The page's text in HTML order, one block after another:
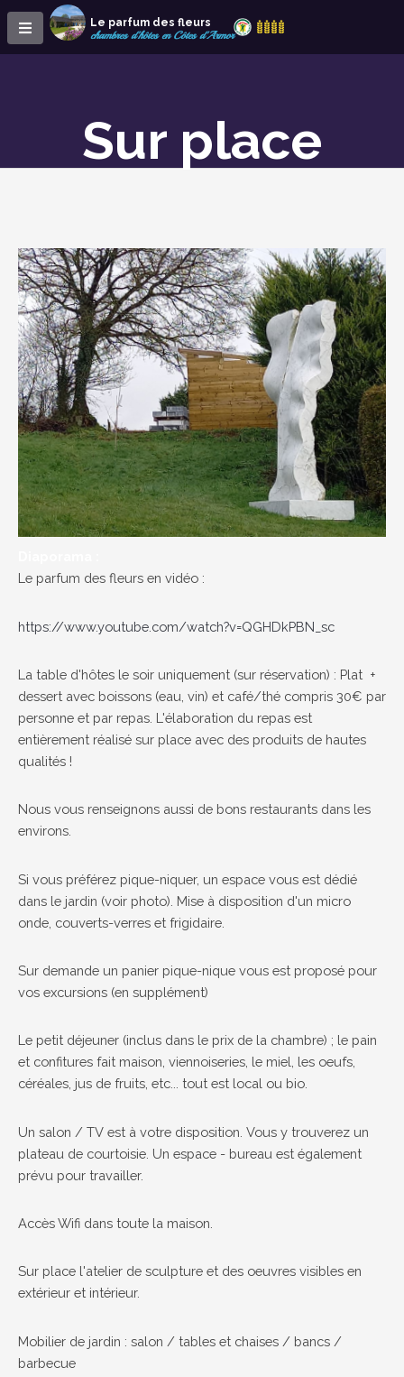
Le parfum des fleurs
chambres d'hôtes en Côtes d'Armor
Sur place
Le parfum des fleurs en vidéo :
https://www.youtube.com/watch?v=QGHDkPBN_sc
La table d'hôtes le soir uniquement (sur réservation) : Plat +
dessert avec boissons (eau, vin) et café/thé compris 30€ par
personne et par repas. L'élaboration du repas est
entièrement réalisé sur place avec des produits de hautes
qualités !
Nous vous renseignons aussi de bons restaurants dans les
environs.
Si vous préférez pique-niquer, un espace vous est dédié
dans le jardin (voir photo). Mise à disposition d'un micro
onde, couverts-verres et frigidaire.
Sur demande un panier pique-nique vous est proposé pour
vos excursions (en supplément)
Le petit déjeuner (inclus dans le prix de la chambre) ; le pain
et confitures fait maison, viennoiseries, le miel, les oeufs,
céréales, jus de fruits, etc... tout est local ou bio.
Un salon / TV est à votre disposition. Vous y trouverez un
plateau de courtoisie. Un espace - bureau est également
prévu pour travailler.
Accès Wifi dans toute la maison.
Sur place l'atelier de sculpture et des oeuvres visibles en
extérieur et intérieur.
Mobilier de jardin : salon / tables et chaises / bancs /
barbecue